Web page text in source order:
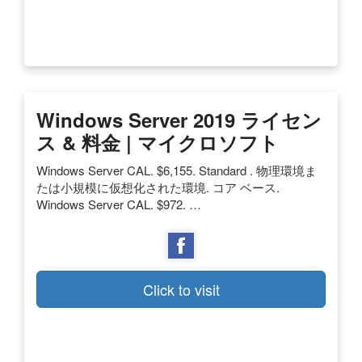
Windows Server 2019 ライセン
ス & 料金 | マイクロソフト
Windows Server CAL. $6,155. Standard . 物理環境ま
たは小規模に仮想化された環境. コア ベース.
Windows Server CAL. $972. …
Click to visit